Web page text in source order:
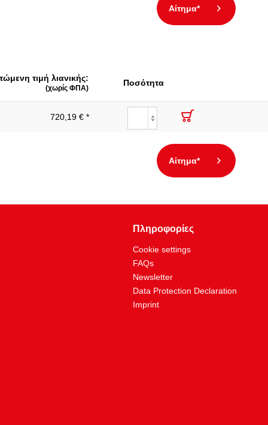
Αίτημα*
τιμή λιανικής:
(χωρίς ΦΠΑ)
Ποσότητα
720,19 € *
Αίτημα*
Πληροφορίες
Cookie settings
FAQs
Newsletter
Data Protection Declaration
Imprint